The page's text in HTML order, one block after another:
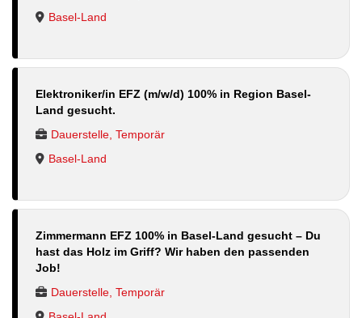
Basel-Land
Elektroniker/in EFZ (m/w/d) 100% in Region Basel-
Land gesucht.
Dauerstelle, Temporär
Basel-Land
Zimmermann EFZ 100% in Basel-Land gesucht – Du
hast das Holz im Griff? Wir haben den passenden
Job!
Dauerstelle, Temporär